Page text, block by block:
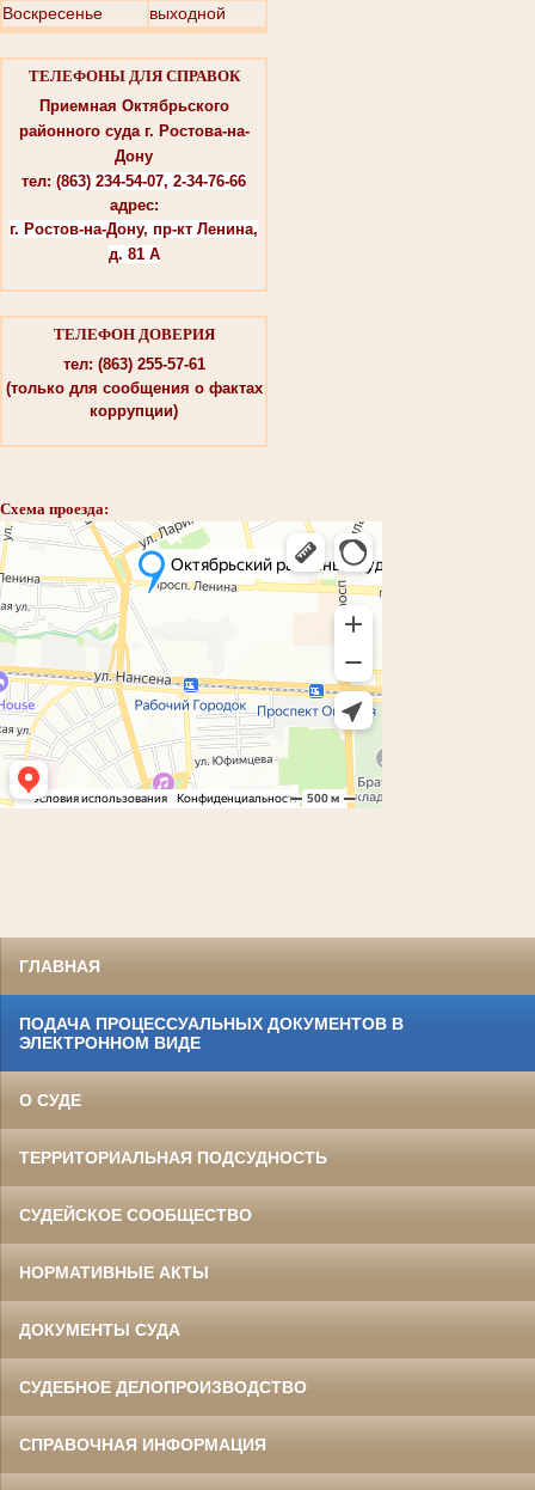
Воскресенье выходной
ТЕЛЕФОНЫ ДЛЯ СПРАВОК
Приемная Октябрьского
районного суда г. Ростова-на-
Дону
тел: (863) 234-54-07, 2-34-76-66
адрес:
г. Ростов-на-Дону, пр-кт Ленина,
д. 81 А
ТЕЛЕФОН ДОВЕРИЯ
тел: (863) 255-57-61
(только для сообщения о фактах
коррупции)
Схема проезда:
ГЛАВНАЯ
ПОДАЧА ПРОЦЕССУАЛЬНЫХ ДОКУМЕНТОВ В
ЭЛЕКТРОННОМ ВИДЕ
О СУДЕ
ТЕРРИТОРИАЛЬНАЯ ПОДСУДНОСТЬ
СУДЕЙСКОЕ СООБЩЕСТВО
НОРМАТИВНЫЕ АКТЫ
ДОКУМЕНТЫ СУДА
СУДЕБНОЕ ДЕЛОПРОИЗВОДСТВО
СПРАВОЧНАЯ ИНФОРМАЦИЯ